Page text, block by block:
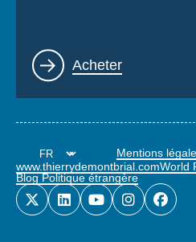
Lien
Acheter
Mentions
www.thierrydemontbrial.comWorld
Blog Politique étrangère